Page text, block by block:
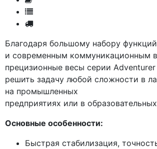
Благодаря большому набору функций
и современным коммуникационным
прецизионные весы серии
решить задачу любой сложности в
на промышленных
предприятиях или в
Основные особенности:
Быстрая стабилизация,